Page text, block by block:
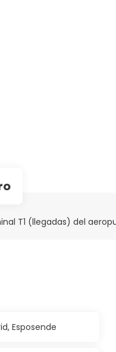
T1 (llegadas) del
Esposende